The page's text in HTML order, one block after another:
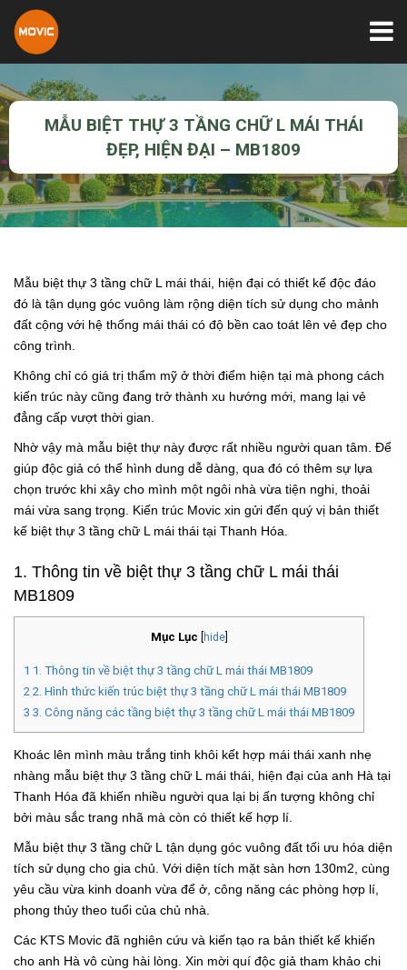
MẪU BIỆT THỰ 3 TẦNG CHỮ L MÁI THÁI
ĐẸP, HIỆN ĐẠI – MB1809
Mẫu biệt thự 3 tầng chữ L mái thái, hiện đại có thiết kế độc đáo
đó là tận dụng góc vuông làm rộng diện tích sử dụng cho mảnh
đất cộng với hệ thống mái thái có độ bền cao toát lên vẻ đẹp cho
công trình.
Không chỉ có giá trị thẩm mỹ ở thời điểm hiện tại mà phong cách
kiến trúc này cũng đang trở thành xu hướng mới, mang lại vẻ
đẳng cấp vượt thời gian.
Nhờ vậy mà mẫu biệt thự này được rất nhiều người quan tâm. Để
giúp độc giả có thể hình dung dễ dàng, qua đó có thêm sự lựa
chọn trước khi xây cho mình một ngôi nhà vừa tiện nghi, thoải
mái vừa sang trọng. Kiến trúc Movic xin gửi đến quý vị bản thiết
kế biệt thự 3 tầng chữ L mái thái tại Thanh Hóa.
1. Thông tin về biệt thự 3 tầng chữ L mái thái
MB1809
Mục Lục hide]
1 1. Thông tin về biệt thự 3 tầng chữ L mái thái MB1809
2 2. Hình thức kiến trúc biệt thự 3 tầng chữ L mái thái MB1809
3 3. Công năng các tầng biệt thự 3 tầng chữ L mái thái MB1809
Khoác lên mình màu trắng tinh khôi kết hợp mái thái xanh nhẹ
nhàng mẫu biệt thự 3 tầng chữ L mái thái, hiện đại của anh Hà tại
Thanh Hóa đã khiến nhiều người qua lại bị ấn tượng không chỉ
bởi màu sắc trang nhã mà còn có thiết kế hợp lí.
Mẫu biệt thự 3 tầng chữ L tận dụng góc vuông đất tối ưu hóa diện
tích sử dụng cho gia chủ. Với diện tích mặt sàn hơn 130m2, cùng
yêu cầu vừa kinh doanh vừa để ở, công năng các phòng hợp lí,
phong thủy theo tuổi của chủ nhà.
Các KTS Movic đã nghiên cứu và kiến tạo ra bản thiết kế khiến
cho anh Hà vô cùng hài lòng. Xin mời quí độc giả tham khảo chi